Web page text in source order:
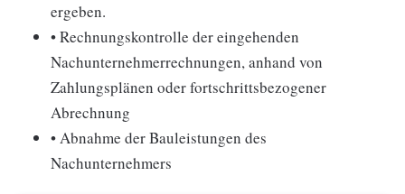
ergeben.
• Rechnungskontrolle der eingehenden
Nachunternehmerrechnungen, anhand von
Zahlungsplänen oder fortschrittsbezogener
Abrechnung
• Abnahme der Bauleistungen des
Nachunternehmers